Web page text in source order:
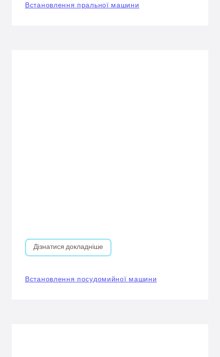
Встановлення пральної машини
Дізнатися докладніше
Встановлення посудомийної машини